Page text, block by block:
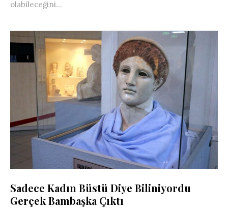
olabileceğini...
Sadece Kadın Büstü Diye Biliniyordu
Gerçek Bambaşka Çıktı